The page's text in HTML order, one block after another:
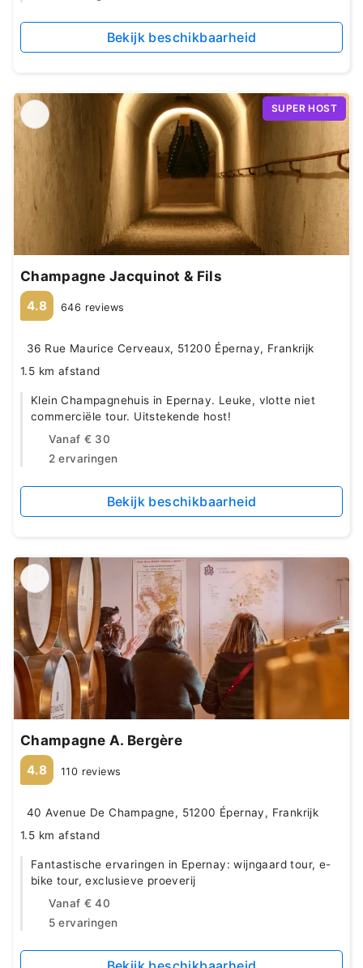
Bekijk beschikbaarheid
SUPER HOST
Champagne Jacquinot & Fils
4.8 646 reviews
36 Rue Maurice Cerveaux, 51200 Épernay, Frankrijk
1.5 km afstand
Klein Champagnehuis in Epernay. Leuke, vlotte niet
commerciële tour. Uitstekende host!
Vanaf € 30
2 ervaringen
Bekijk beschikbaarheid
Champagne A. Bergère
4.8 110 reviews
40 Avenue De Champagne, 51200 Épernay, Frankrijk
1.5 km afstand
Fantastische ervaringen in Epernay: wijngaard tour, e-
bike tour, exclusieve proeverij
Vanaf € 40
5 ervaringen